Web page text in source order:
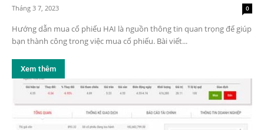
Tháng 3 7, 2023 0
Hướng dẫn mua cổ phiếu HAI là nguồn thông tin quan trọng để giúp
bạn thành công trong việc mua cổ phiếu. Bài viết...
Xem thêm